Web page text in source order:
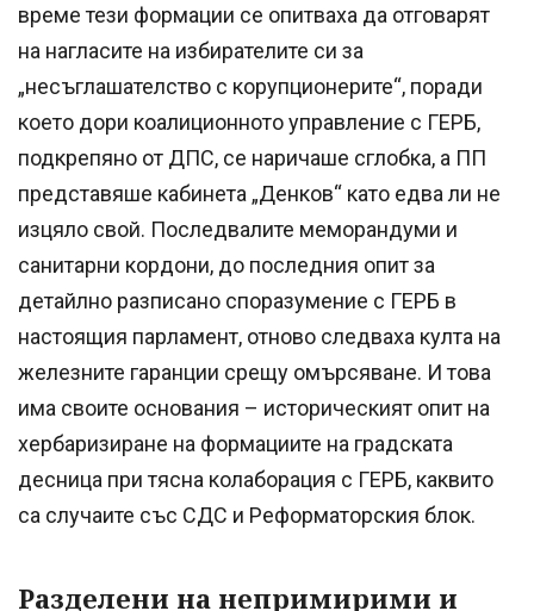
време тези формации се опитваха да отговарят
на нагласите на избирателите си за
„несъглашателство с корупционерите“, поради
което дори коалиционното управление с ГЕРБ,
подкрепяно от ДПС, се наричаше сглобка, а ПП
представяше кабинета „Денков“ като едва ли не
изцяло свой. Последвалите меморандуми и
санитарни кордони, до последния опит за
детайлно разписано споразумение с ГЕРБ в
настоящия парламент, отново следваха култа на
железните гаранции срещу омърсяване. И това
има своите основания – историческият опит на
хербаризиране на формациите на градската
десница при тясна колаборация с ГЕРБ, каквито
са случаите със СДС и Реформаторския блок.
Разделени на непримирими и